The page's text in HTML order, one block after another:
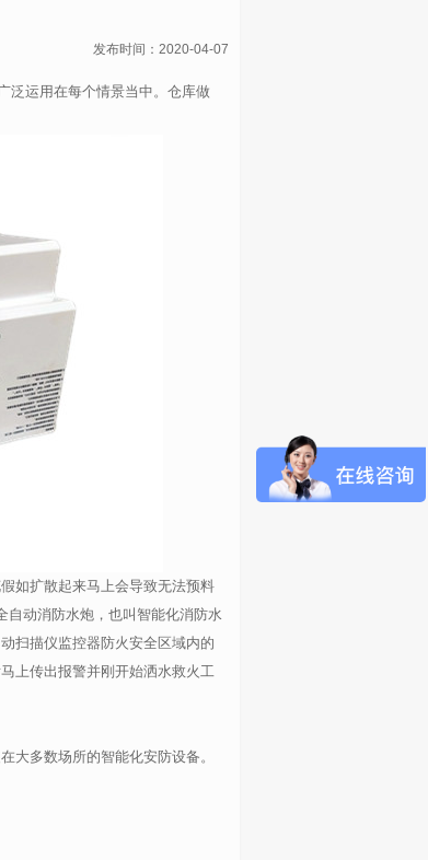
发布时间：2020-04-07
泛运用在每个情景当中。仓库做
如扩散起来马上会导致无法预料
自动消防水炮，也叫智能化消防水
扫描仪监控器防火安全区域内的
上传出报警并刚开始洒水救火工
大多数场所的智能化安防设备。